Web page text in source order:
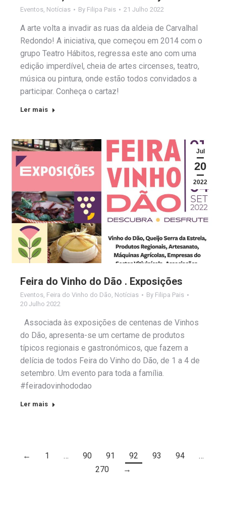
Eventos, Notícias By Filipa Pais 21 Julho 2022
A arte volta a invadir as ruas da aldeia de Carvalhal
Redondo! A iniciativa, que começou em 2014 com o
grupo Teatro Hábitos, regressa este ano com uma
edição imperdível, cheia de artes circenses, teatro,
música ou pintura, onde estão todos convidados a
participar. Conheça o cartaz!
Ler mais
Jul
20
2022
Feira do Vinho do Dão . Exposições
Eventos Feira do Vinho do Dão Notícias By Filipa Pais
20 Julho 2022
Associada às exposições de centenas de Vinhos
do Dão, apresenta-se um certame de produtos
típicos regionais e gastronómicos, que fazem a
delícia de todos Feira do Vinho do Dão, de 1 a 4 de
setembro. Um evento para toda a família.
#feiradovinhododao
Ler mais
← 1 … 90 91 92 93 94
…
270
→